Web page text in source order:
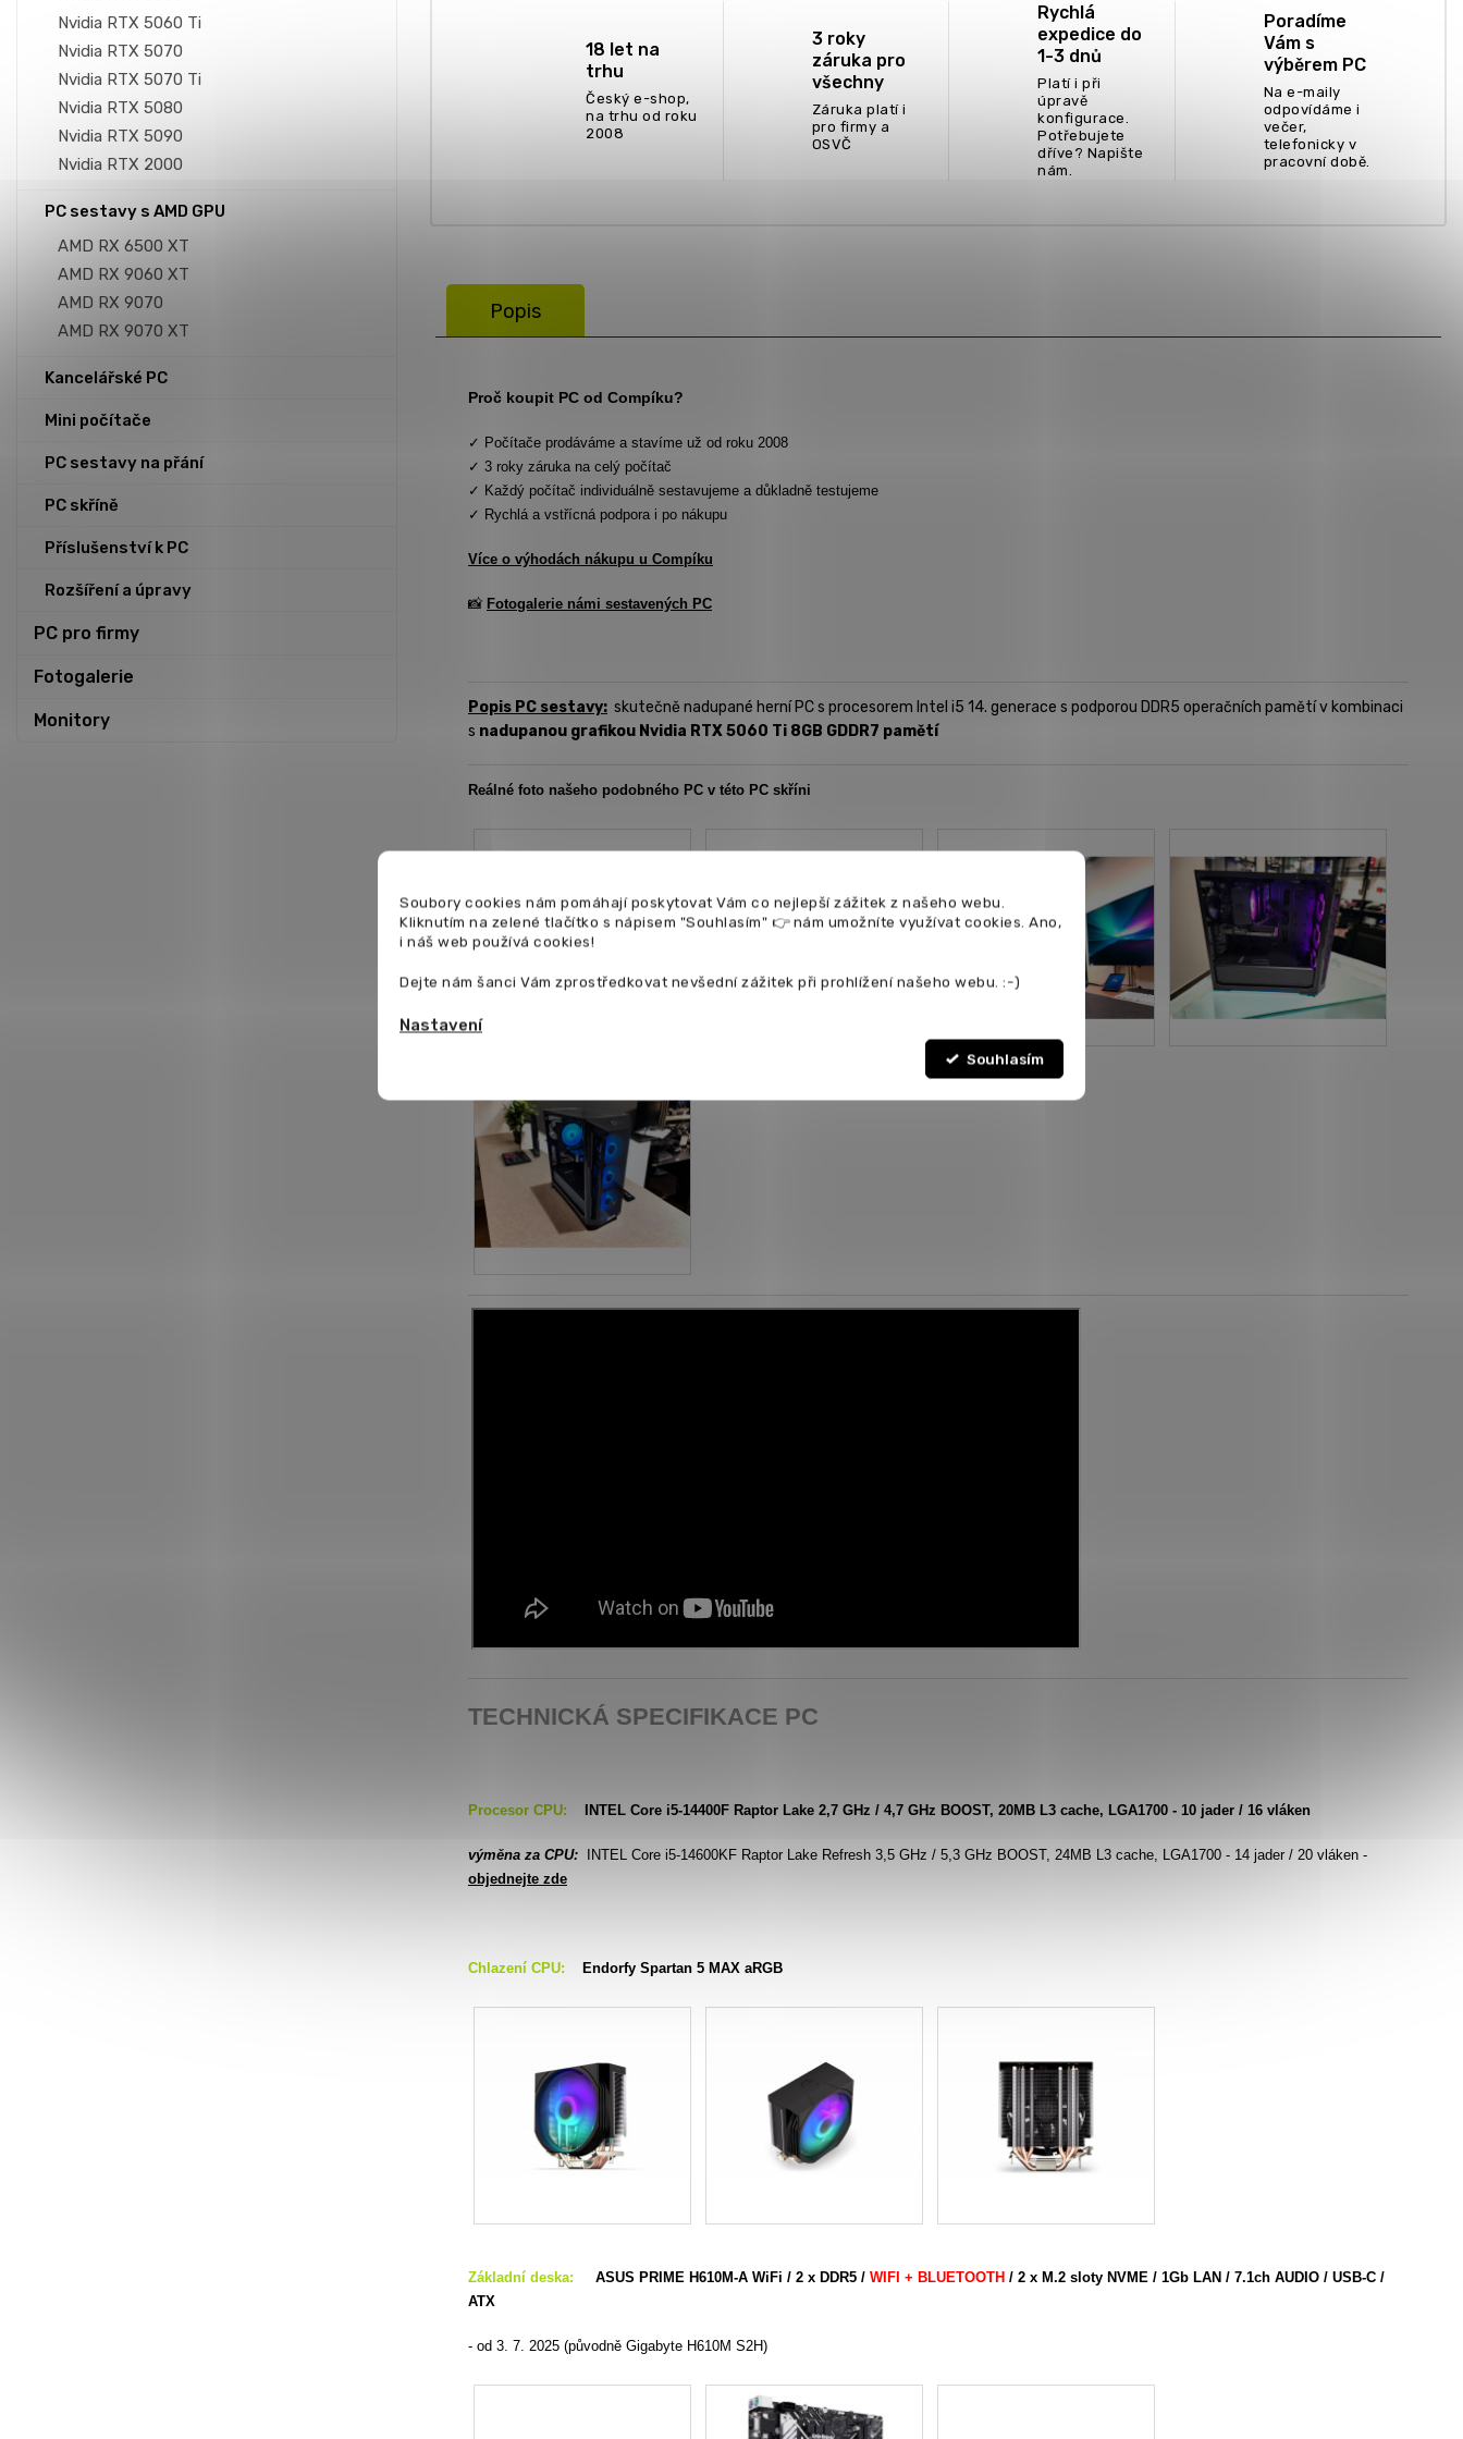
Soubory cookies nám pomáhají poskytovat Vám co nejlepší zážitek z našeho webu.
Kliknutím na zelené tlačítko s nápisem "Souhlasím" 👉 nám umožníte využívat cookies. Ano,
i náš web používá cookies!
Dejte nám šanci Vám zprostředkovat nevšední zážitek při prohlížení našeho webu. :-)
Nastavení
Souhlasím
Nvidia RTX 5060 Ti
Nvidia RTX 5070
Nvidia RTX 5070 Ti
Nvidia RTX 5080
Nvidia RTX 5090
Nvidia RTX 2000
PC sestavy s AMD GPU
AMD RX 6500 XT
AMD RX 9060 XT
AMD RX 9070
AMD RX 9070 XT
Kancelářské PC
Mini počítače
PC sestavy na přání
PC skříně
Příslušenství k PC
Rozšíření a úpravy
PC pro firmy
Fotogalerie
Monitory
18 let na
trhu
Český e-shop,
na trhu od roku
2008
3 roky
záruka pro
všechny
Záruka platí i
pro firmy a
OSVČ
Rychlá
expedice do
1-3 dnů
Platí i při
úpravě
konfigurace.
Potřebujete
dříve? Napište
nám.
Poradíme
Vám s
výběrem PC
Na e-maily
odpovídáme i
večer,
telefonicky v
pracovní době.
Popis
Proč koupit PC od Compíku?
✓ Počítače prodáváme a stavíme už od roku 2008
✓ 3 roky záruka na celý počítač
✓ Každý počítač individuálně sestavujeme a důkladně testujeme
✓ Rychlá a vstřícná podpora i po nákupu
Více o výhodách nákupu u Compíku
📸 Fotogalerie námi sestavených PC
Popis PC sestavy: skutečně nadupané herní PC s procesorem Intel i5 14. generace s podporou DDR5 operačních pamětí v kombinaci
s nadupanou grafikou Nvidia RTX 5060 Ti 8GB GDDR7 pamětí
Reálné foto našeho podobného PC v této PC skříni
TECHNICKÁ SPECIFIKACE PC
Procesor CPU: INTEL Core i5-14400F Raptor Lake 2,7 GHz / 4,7 GHz BOOST, 20MB L3 cache, LGA1700 - 10 jader / 16 vláken
výměna za CPU: INTEL Core i5-14600KF Raptor Lake Refresh 3,5 GHz / 5,3 GHz BOOST, 24MB L3 cache, LGA1700 - 14 jader / 20 vláken -
objednejte zde
Chlazení CPU: Endorfy Spartan 5 MAX aRGB
Základní deska: ASUS PRIME H610M-A WiFi / 2 x DDR5 / WIFI + BLUETOOTH / 2 x M.2 sloty NVME / 1Gb LAN / 7.1ch AUDIO / USB-C /
ATX
- od 3. 7. 2025 (původně Gigabyte H610M S2H)